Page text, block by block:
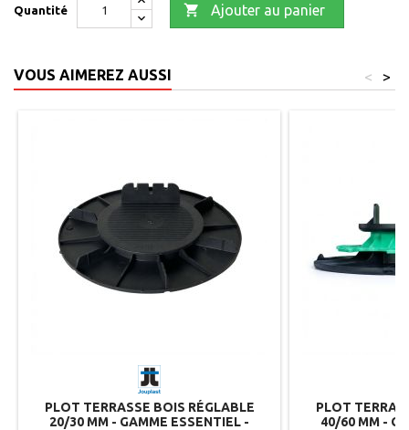
Quantité  Ajouter au panier
VOUS AIMEREZ AUSSI >
<
PLOT TERRASSE BOIS RÉGLABLE
20/30 MM - GAMME ESSENTIEL -
PLOT
40/60 MM -